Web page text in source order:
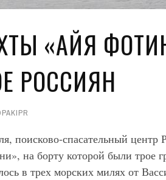
«АЙЯ
РОССИЯН
поисково-спасательный
на борту которой были трое
в трех морских милях от